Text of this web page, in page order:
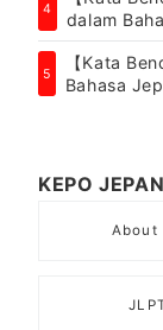
4
dalam
5
【Kata
Bahasa
KEPO
About